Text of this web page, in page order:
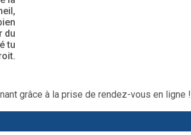
du
tu
grâce à la prise de rendez-vous en ligne !